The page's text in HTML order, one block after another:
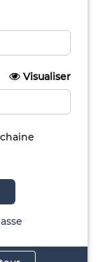
Visualiser